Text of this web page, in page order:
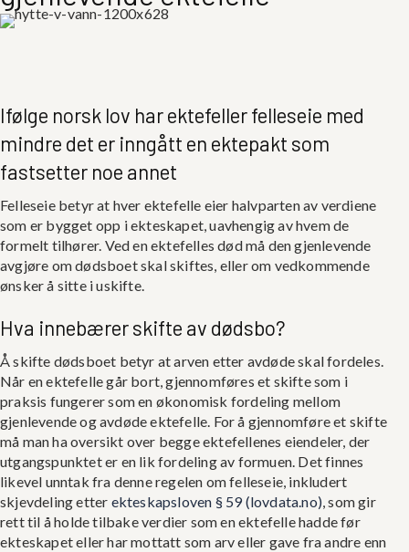
Ifølge norsk lov har ektefeller felleseie med
mindre det er inngått en ektepakt som
fastsetter noe annet
Felleseie betyr at hver ektefelle eier halvparten av verdiene
som er bygget opp i ekteskapet, uavhengig av hvem de
formelt tilhører. Ved en ektefelles død må den gjenlevende
avgjøre om dødsboet skal skiftes, eller om vedkommende
ønsker å sitte i uskifte.
Hva innebærer skifte av dødsbo?
Å skifte dødsboet betyr at arven etter avdøde skal fordeles.
Når en ektefelle går bort, gjennomføres et skifte som i
praksis fungerer som en økonomisk fordeling mellom
gjenlevende og avdøde ektefelle. For å gjennomføre et skifte
må man ha oversikt over begge ektefellenes eiendeler, der
utgangspunktet er en lik fordeling av formuen. Det finnes
likevel unntak fra denne regelen om felleseie, inkludert
skjevdeling etter ekteskapsloven § 59 (lovdata.no), som gir
rett til å holde tilbake verdier som en ektefelle hadde før
ekteskapet eller har mottatt som arv eller gave fra andre enn